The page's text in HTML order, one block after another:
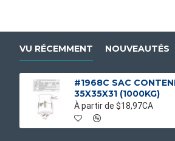
VU RÉCEMMENT NOUVEAUTÉS
35X35X31 (1000KG)
À partir de $18,97CA